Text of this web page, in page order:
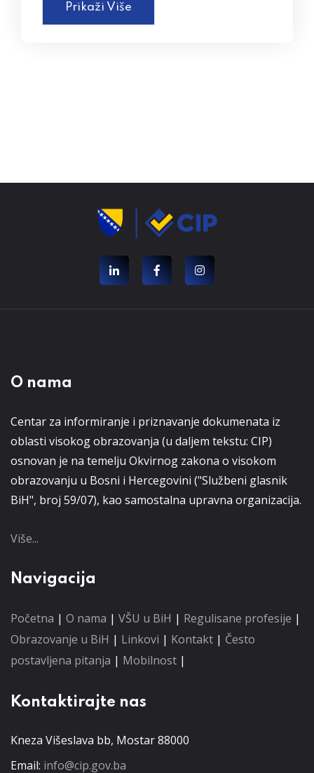
Prikaži Više
O nama
Centar za informiranje i priznavanje dokumenata iz
oblasti visokog obrazovanja (u daljem tekstu: CIP)
osnovan je na temelju Okvirnog zakona o visokom
obrazovanju u Bosni i Hercegovini ("Službeni glasnik
BiH", broj 59/07), kao samostalna upravna organizacija.
Više...
Navigacija
Početna | O nama | VŠU u BiH | Regulisane profesije |
Obrazovanje u BiH | Linkovi | Kontakt | Često
postavljena pitanja | Mobilnost |
Kontaktirajte nas
Kneza Višeslava bb, Mostar 88000
Email: info@cip.gov.ba